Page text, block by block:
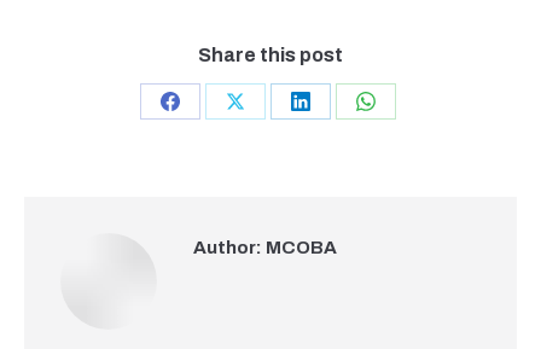
Share this post
Author: MCOBA